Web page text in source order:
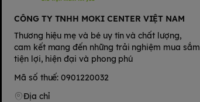
CÔNG TY TNHH MOKI CENTER VIỆT NAM
Thương hiệu mẹ và bé uy tín và chất lượng,
cam kết mang đến những trải nghiệm mua sắm
tiện lợi, hiện đại và phong phú
Mã số thuế: 0901220032
Địa chỉ